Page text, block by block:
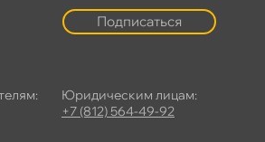
Подписаться
Юридическим лицам:
+7 (812) 564-49-92